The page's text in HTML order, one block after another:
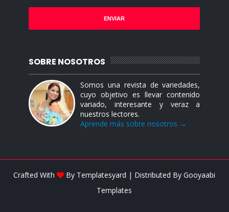
SOBRE NOSOTROS
Somos una revista de variedades,
cuyo objetivo es llevar contenido
variado, interesante y veraz a
nuestros lectores.
Aprende más sobre nosotros →
Crafted With By Templatesyard | Distributed ByGooyaabi
Templates